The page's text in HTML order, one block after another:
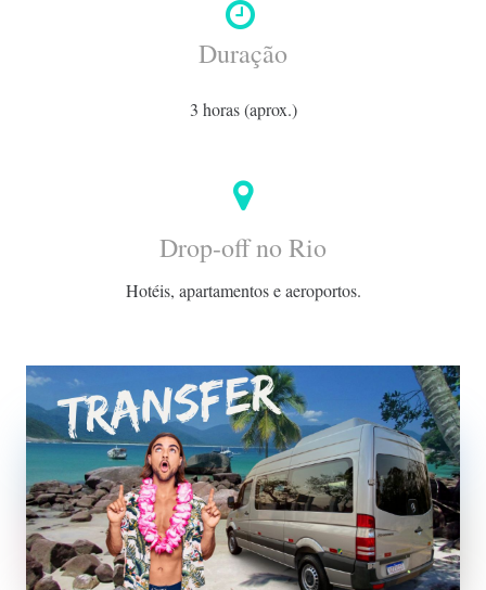
Duração
3 horas (aprox.)
Drop-off no Rio
Hotéis, apartamentos e aeroportos.